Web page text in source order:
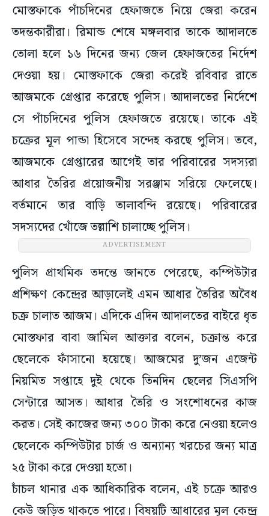
মোস্তফাকে পাঁচদিনের হেফাজতে নিয়ে জেরা করেন
তদন্তকারীরা। রিমান্ড শেষে মঙ্গলবার তাকে আদালতে
তোলা হলে ১৬ দিনের জন্য জেল হেফাজতের নির্দেশ
দেওয়া হয়। মোস্তফাকে জেরা করেই রবিবার রাতে
আজমকে গ্রেপ্তার করেছে পুলিস। আদালতের নির্দেশে
সে পাঁচদিনের পুলিস হেফাজতে রয়েছে। তাকে এই
চক্রের মূল পান্ডা হিসেবে সন্দেহ করছে পুলিস। তবে,
আজমকে গ্রেপ্তারের আগেই তার পরিবারের সদস্যরা
আধার তৈরির প্রয়োজনীয় সরঞ্জাম সরিয়ে ফেলেছে।
বর্তমানে তার বাড়ি তালাবন্দি রয়েছে। পরিবারের
সদস্যদের খোঁজে তল্লাশি চালাচ্ছে পুলিস।
ADVERTISEMENT
পুলিস প্রাথমিক তদন্তে জানতে পেরেছে, কম্পিউটার
প্রশিক্ষণ কেন্দ্রের আড়ালেই এমন আধার তৈরির অবৈধ
চক্র চালাত আজম। এদিকে এদিন আদালতের বাইরে ধৃত
মোস্তফার বাবা জামিল আক্তার বলেন, চক্রান্ত করে
ছেলেকে ফাঁসানো হয়েছে। আজমের দু’জন এজেন্ট
নিয়মিত সপ্তাহে দুই থেকে তিনদিন ছেলের সিএসপি
সেন্টারে আসত। আধার তৈরি ও সংশোধনের কাজ
করত। সেই কাজের জন্য ৩০০ টাকা করে নেওয়া হলেও
ছেলেকে কম্পিউটার চার্জ ও অন্যান্য খরচের জন্য মাত্র
২৫ টাকা করে দেওয়া হতো।
চাঁচল থানার এক আধিকারিক বলেন, এই চক্রে আরও
কেউ জড়িত থাকতে পারে। বিষয়টি আধারের মূল কেন্দ্র